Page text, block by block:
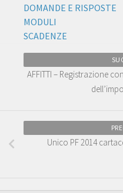
DOMANDE E RISPOSTE
MODULI
SCADENZE
AFFITTI – Registrazione
Unico PF 2014